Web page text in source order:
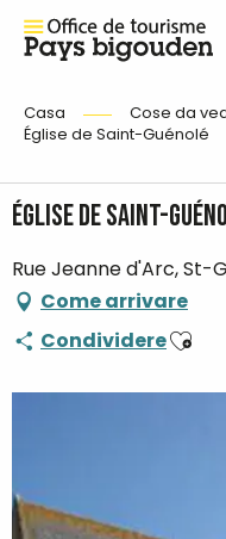
Casa Cose da
Église de Saint-Guénolé
Église de Saint-
Rue Jeanne d'Arc, St-
Come arrivare
Condividere